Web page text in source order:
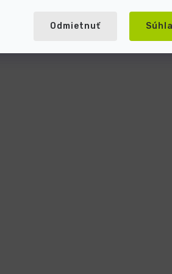
Odmietnuť